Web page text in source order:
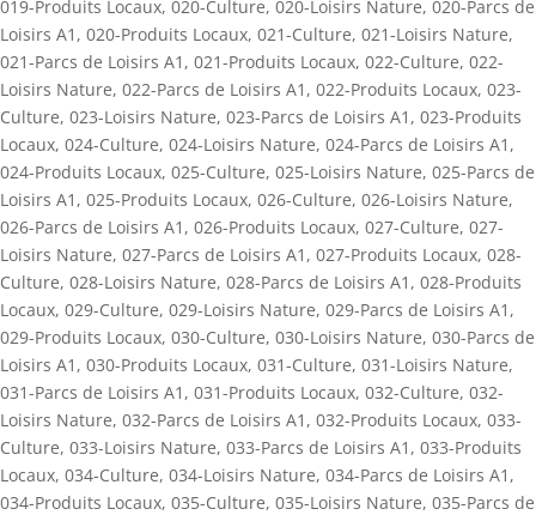
019-Produits Locaux, 020-Culture, 020-Loisirs Nature, 020-Parcs de
Loisirs A1 , 020-Produits Locaux, 021-Culture, 021-Loisirs Nature,
021-Parcs de Loisirs A1 , 021-Produits Locaux, 022-Culture, 022-
Loisirs Nature, 022-Parcs de Loisirs A1 , 022-Produits Locaux, 023-
Culture, 023-Loisirs Nature, 023-Parcs de Loisirs A1 , 023-Produits
Locaux, 024-Culture, 024-Loisirs Nature, 024-Parcs de Loisirs A1 ,
024-Produits Locaux, 025-Culture, 025-Loisirs Nature, 025-Parcs de
Loisirs A1 , 025-Produits Locaux, 026-Culture, 026-Loisirs Nature,
026-Parcs de Loisirs A1 , 026-Produits Locaux, 027-Culture, 027-
Loisirs Nature, 027-Parcs de Loisirs A1 , 027-Produits Locaux, 028-
Culture, 028-Loisirs Nature, 028-Parcs de Loisirs A1 , 028-Produits
Locaux, 029-Culture, 029-Loisirs Nature, 029-Parcs de Loisirs A1 ,
029-Produits Locaux, 030-Culture, 030-Loisirs Nature, 030-Parcs de
Loisirs A1 , 030-Produits Locaux, 031-Culture, 031-Loisirs Nature,
031-Parcs de Loisirs A1 , 031-Produits Locaux, 032-Culture, 032-
Loisirs Nature, 032-Parcs de Loisirs A1 , 032-Produits Locaux, 033-
Culture, 033-Loisirs Nature, 033-Parcs de Loisirs A1 , 033-Produits
Locaux, 034-Culture, 034-Loisirs Nature, 034-Parcs de Loisirs A1 ,
034-Produits Locaux, 035-Culture, 035-Loisirs Nature, 035-Parcs de